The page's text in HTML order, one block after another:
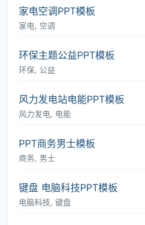
家电空调PPT模板
家电, 空调
环保主题公益PPT模板
环保, 公益
风力发电站电能PPT模板
风力发电, 电能
PPT商务男士模板
商务, 男士
键盘 电脑科技PPT模板
电脑科技, 键盘